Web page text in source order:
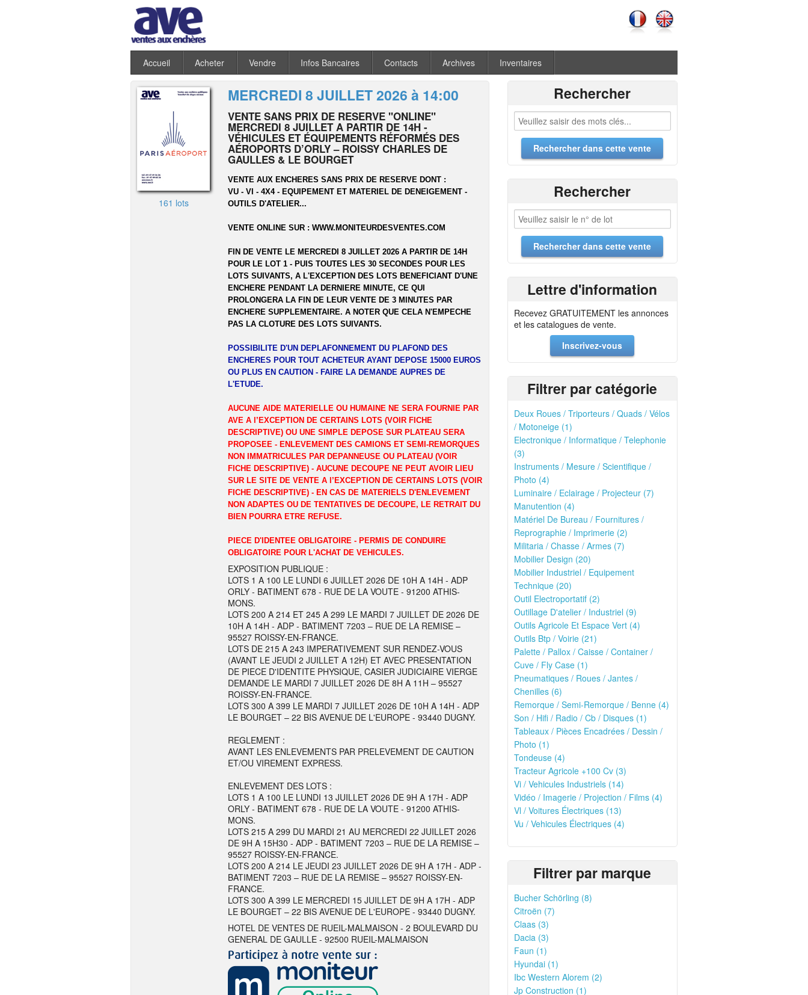
Accueil Acheter Vendre Infos Bancaires Contacts Archives Inventaires
161 lots
MERCREDI 8 JUILLET 2026 à 14:00
VENTE SANS PRIX DE RESERVE "ONLINE"
MERCREDI 8 JUILLET A PARTIR DE 14H -
VÉHICULES ET ÉQUIPEMENTS RÉFORMÉS DES
AÉROPORTS D’ORLY – ROISSY CHARLES DE
GAULLES & LE BOURGET
VENTE AUX ENCHERES SANS PRIX DE RESERVE DONT :
VU - VI - 4X4 - EQUIPEMENT ET MATERIEL DE DENEIGEMENT -
OUTILS D'ATELIER...
VENTE ONLINE SUR :WWW.MONITEURDESVENTES.COM
FIN DE VENTE LE MERCREDI 8 JUILLET 2026 A PARTIR DE 14H
POUR LE LOT 1 - PUIS TOUTES LES 30 SECONDES POUR LES
LOTS SUIVANTS, A L'EXCEPTION DES LOTS BENEFICIANT D'UNE
ENCHERE PENDANT LA DERNIERE MINUTE, CE QUI
PROLONGERA LA FIN DE LEUR VENTE DE 3 MINUTES PAR
ENCHERE SUPPLEMENTAIRE. A NOTER QUE CELA N'EMPECHE
PAS LA CLOTURE DES LOTS SUIVANTS.
POSSIBILITE D'UN DEPLAFONNEMENT DU PLAFOND DES
ENCHERES POUR TOUT ACHETEUR AYANT DEPOSE 15000 EUROS
OU PLUS EN CAUTION - FAIRE LA DEMANDE AUPRES DE
L'ETUDE.
AUCUNE AIDE MATERIELLE OU HUMAINE NE SERA FOURNIE PAR
AVE A l’EXCEPTION DE CERTAINS LOTS (VOIR FICHE
DESCRIPTIVE) OU UNE SIMPLE DEPOSE SUR PLATEAU SERA
PROPOSEE - ENLEVEMENT DES CAMIONS ET SEMI-REMORQUES
NON IMMATRICULES PAR DEPANNEUSE OU PLATEAU (VOIR
FICHE DESCRIPTIVE) - AUCUNE DECOUPE NE PEUT AVOIR LIEU
SUR LE SITE DE VENTE A l’EXCEPTION DE CERTAINS LOTS (VOIR
FICHE DESCRIPTIVE) - EN CAS DE MATERIELS D'ENLEVEMENT
NON ADAPTES OU DE TENTATIVES DE DECOUPE, LE RETRAIT DU
BIEN POURRA ETRE REFUSE.
PIECE D'IDENTEE OBLIGATOIRE - PERMIS DE CONDUIRE
OBLIGATOIRE POUR L'ACHAT DE VEHICULES.
EXPOSITION PUBLIQUE :
LOTS 1 A 100 LE LUNDI 6 JUILLET 2026 DE 10H A 14H - ADP
ORLY - BATIMENT 678 - RUE DE LA VOUTE - 91200 ATHIS-
MONS.
LOTS 200 A 214 ET 245 A 299 LE MARDI 7 JUILLET DE 2026 DE
10H A 14H - ADP - BATIMENT 7203 – RUE DE LA REMISE –
95527 ROISSY-EN-FRANCE.
LOTS DE 215 A 243 IMPERATIVEMENT SUR RENDEZ-VOUS
(AVANT LE JEUDI 2 JUILLET A 12H) ET AVEC PRESENTATION
DE PIECE D'IDENTITE PHYSIQUE, CASIER JUDICIAIRE VIERGE
DEMANDE LE MARDI 7 JUILLET 2026 DE 8H A 11H – 95527
ROISSY-EN-FRANCE.
LOTS 300 A 399 LE MARDI 7 JUILLET 2026 DE 10H A 14H - ADP
LE BOURGET – 22 BIS AVENUE DE L'EUROPE - 93440 DUGNY.
REGLEMENT :
AVANT LES ENLEVEMENTS PAR PRELEVEMENT DE CAUTION
ET/OU VIREMENT EXPRESS.
ENLEVEMENT DES LOTS :
LOTS 1 A 100 LE LUNDI 13 JUILLET 2026 DE 9H A 17H - ADP
ORLY - BATIMENT 678 - RUE DE LA VOUTE - 91200 ATHIS-
MONS.
LOTS 215 A 299 DU MARDI 21 AU MERCREDI 22 JUILLET 2026
DE 9H A 15H30 - ADP - BATIMENT 7203 – RUE DE LA REMISE –
95527 ROISSY-EN-FRANCE.
LOTS 200 A 214 LE JEUDI 23 JUILLET 2026 DE 9H A 17H - ADP -
BATIMENT 7203 – RUE DE LA REMISE – 95527 ROISSY-EN-
FRANCE.
LOTS 300 A 399 LE MERCREDI 15 JUILLET DE 9H A 17H - ADP
LE BOURGET – 22 BIS AVENUE DE L'EUROPE - 93440 DUGNY.
HOTEL DE VENTES DE RUEIL-MALMAISON - 2 BOULEVARD DU
GENERAL DE GAULLE - 92500 RUEIL-MALMAISON
Rechercher
Rechercher
Lettre d'information
Recevez GRATUITEMENT les annonces
et les catalogues de vente.
Inscrivez-vous
Filtrer par catégorie
Deux Roues / Triporteurs / Quads / Vélos
/ Motoneige (1)
Electronique / Informatique / Telephonie
(3)
Instruments / Mesure / Scientifique /
Photo (4)
Luminaire / Eclairage / Projecteur (7)
Manutention (4)
Matériel De Bureau / Fournitures /
Reprographie / Imprimerie (2)
Militaria / Chasse / Armes (7)
Mobilier Design (20)
Mobilier Industriel / Equipement
Technique (20)
Outil Electroportatif (2)
Outillage D'atelier / Industriel (9)
Outils Agricole Et Espace Vert (4)
Outils Btp / Voirie (21)
Palette / Pallox / Caisse / Container /
Cuve / Fly Case (1)
Pneumatiques / Roues / Jantes /
Chenilles (6)
Remorque / Semi-Remorque / Benne (4)
Son / Hifi / Radio / Cb / Disques (1)
Tableaux / Pièces Encadrées / Dessin /
Photo (1)
Tondeuse (4)
Tracteur Agricole +100 Cv (3)
Vi / Vehicules Industriels (14)
Vidéo / Imagerie / Projection / Films (4)
Vl / Voitures Électriques (13)
Vu / Vehicules Électriques (4)
Filtrer par marque
Bucher Schörling (8)
Citroën (7)
Claas (3)
Dacia (3)
Faun (1)
Hyundai (1)
Ibc Western Alorem (2)
Jp Construction (1)